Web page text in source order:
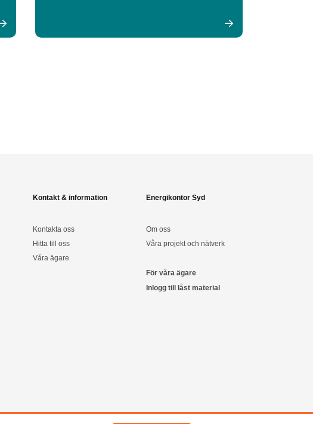
Kontakt & information
Kontakta oss
Hitta till oss
Våra ägare
Energikontor Syd
Om oss
Våra projekt och nätverk
För våra ägare
Inlogg till låst material